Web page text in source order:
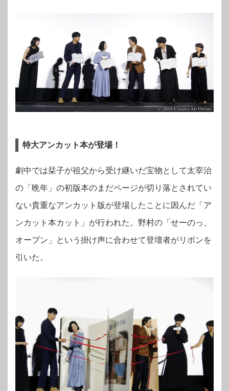
特大アンカット本が登場！
劇中では栞子が祖父から受け継いだ宝物として太宰治
の「晩年」の初版本のまだページが切り落とされてい
ない貴重なアンカット版が登場したことに因んだ「ア
ンカット本カット」が行われた。野村の「せーのっ、
オープン」という掛け声に合わせて登壇者がリボンを
引いた。